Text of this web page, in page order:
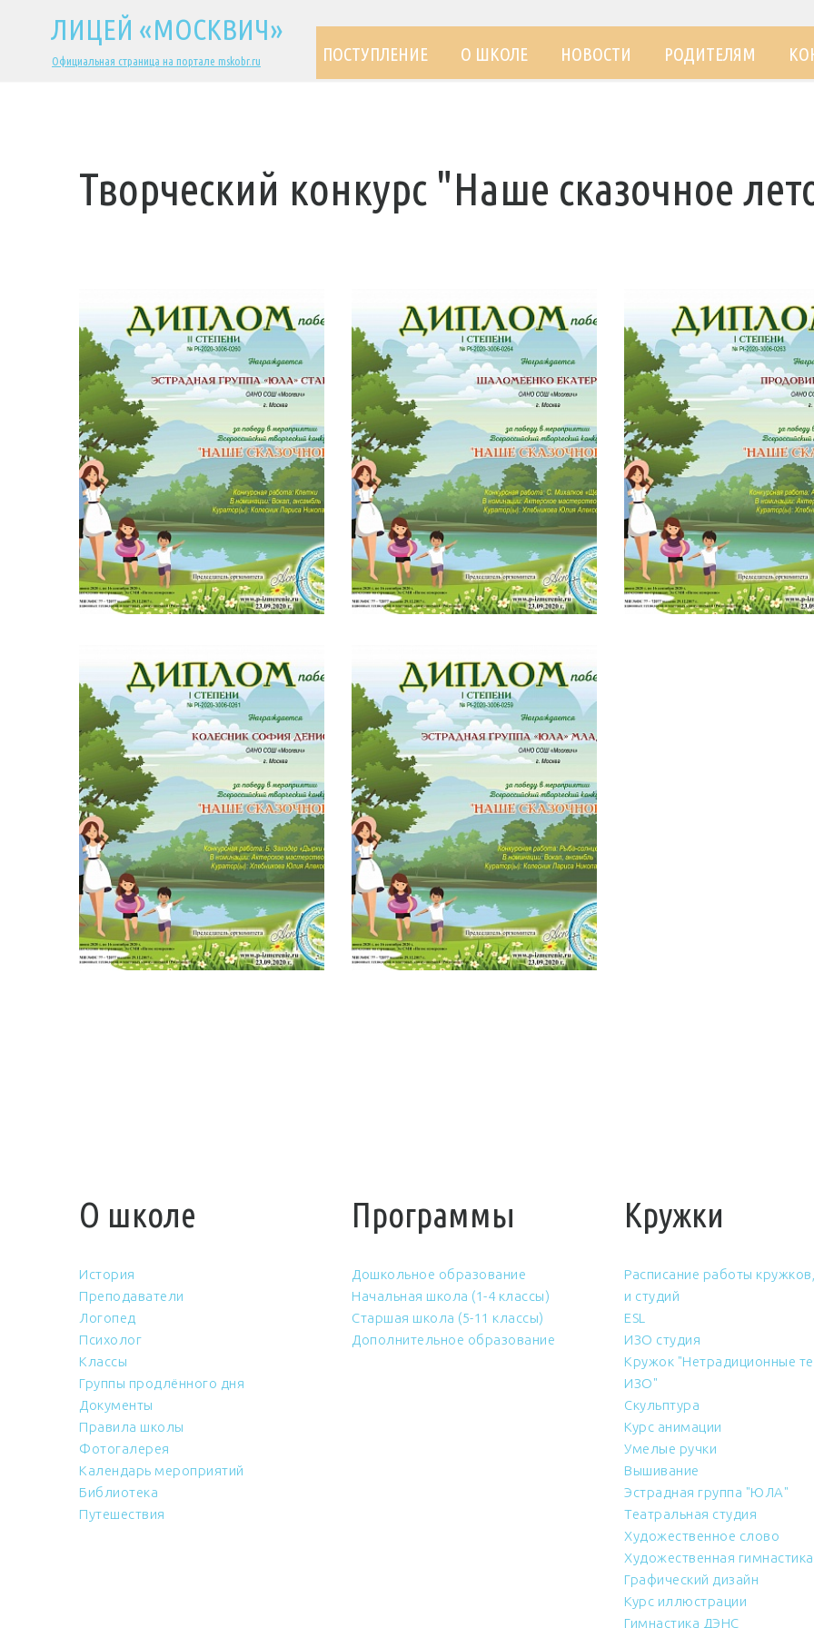
ЛИЦЕЙ «МОСКВИЧ»
Официальная страница на портале mskobr.ru ПОСТУПЛЕНИЕ О ШКОЛЕ НОВОСТИ РОДИТЕЛЯМ
Творческий конкурс "Наше сказочное
О школе
История
Преподаватели
Логопед
Психолог
Классы
Группы продлённого дня
Документы
Правила школы
Фотогалерея
Календарь мероприятий
Библиотека
Путешествия
Программы
Дошкольное образование
Начальная школа (1-4 классы)
Старшая школа (5-11 классы)
Дополнительное образование
Кружки
Расписание работы
и студий
ESL
ИЗО студия
Кружок "Нетрадиционные
ИЗО"
Скульптура
Курс анимации
Умелые ручки
Вышивание
Эстрадная группа "ЮЛА"
Театральная студия
Художественное слово
Художественная гимнастика
Графический дизайн
Курс иллюстрации
Гимнастика ДЭНС